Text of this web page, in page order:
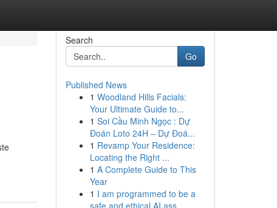
Search
Go
Published News
1 Woodland Hills Facials:
Your Ultimate Guide to...
1 Soi Cầu Minh Ngọc : Dự
Đoán Loto 24H – Dự Đoá...
1 Revamp Your Residence:
Locating the Right ...
1 A Complete Guide to This
Year
1 I am programmed to be a
safe and ethical AI ass...